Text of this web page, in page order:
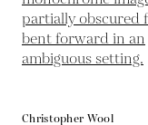
Christopher Wool